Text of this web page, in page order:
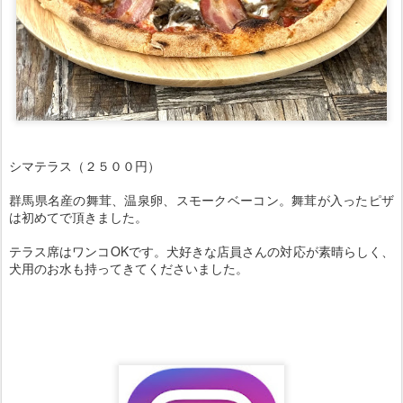
シマテラス（２５００円）
群馬県名産の舞茸、温泉卵、スモークベーコン。舞茸が入ったピザ
は初めてで頂きました。
テラス席はワンコOKです。犬好きな店員さんの対応が素晴らしく、
犬用のお水も持ってきてくださいました。